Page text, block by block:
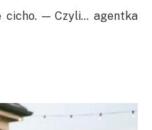
cicho. — Czyli… agentka